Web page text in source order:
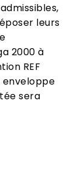
leurs
2000 à
REF
enveloppe
sera